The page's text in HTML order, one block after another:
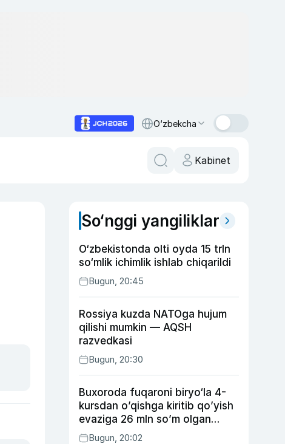
O‘zbekcha
Kabinet
So‘nggi yangiliklar
O‘zbekistonda olti oyda 15 trln
so‘mlik ichimlik ishlab chiqarildi
Bugun, 20:45
Rossiya kuzda NATOga hujum
qilishi mumkin — AQSH
razvedkasi
Bugun, 20:30
Buxoroda fuqaroni biryo‘la 4-
kursdan o’qishga kiritib qo’yish
evaziga 26 mln so’m olgan
shaxs ushlandi
Bugun, 20:02